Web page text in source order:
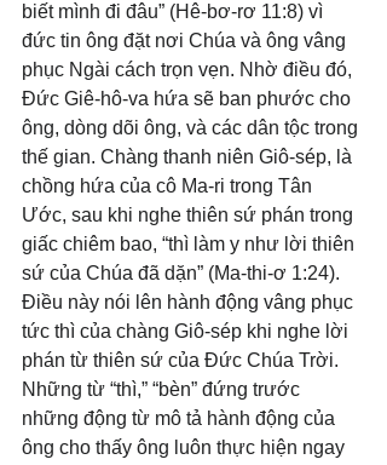
biết mình đi đâu” (Hê-bơ-rơ 11:8) vì
đức tin ông đặt nơi Chúa và ông vâng
phục Ngài cách trọn vẹn. Nhờ điều đó,
Đức Giê-hô-va hứa sẽ ban phước cho
ông, dòng dõi ông, và các dân tộc trong
thế gian. Chàng thanh niên Giô-sép, là
chồng hứa của cô Ma-ri trong Tân
Ước, sau khi nghe thiên sứ phán trong
giấc chiêm bao, “thì làm y như lời thiên
sứ của Chúa đã dặn” (Ma-thi-ơ 1:24).
Điều này nói lên hành động vâng phục
tức thì của chàng Giô-sép khi nghe lời
phán từ thiên sứ của Đức Chúa Trời.
Những từ “thì,” “bèn” đứng trước
những động từ mô tả hành động của
ông cho thấy ông luôn thực hiện ngay